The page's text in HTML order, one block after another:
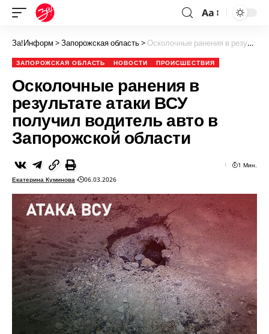
Aa
За!Информ >Запорожская область> Осколочные ранения в результате атаки ВСУ получил водитель авто в Запорожской области
ЗАПОРОЖСКАЯ ОБЛАСТЬ НОВОСТИ ПРОИСШЕСТВИЯ
Осколочные ранения в
результате атаки ВСУ
получил водитель авто в
Запорожской области
Екатерина Куминова 06.03.2026
1 Мин.